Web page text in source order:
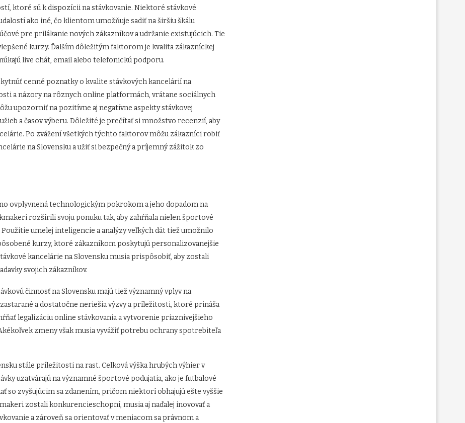
ktoré sú k dispozícii na stávkovanie. Niektoré stávkové
ako iné, čo klientom umožňuje sadiť na širšiu škálu
pre prilákanie nových zákazníkov a udržanie existujúcich. Tie
kurzy. Ďalším dôležitým faktorom je kvalita zákazníckej
live chát, email alebo telefonickú podporu.
cenné poznatky o kvalite stávkových kancelárií na
a názory na rôznych online platformách, vrátane sociálnych
upozorniť na pozitívne aj negatívne aspekty stávkovej
a časov výberu. Dôležité je prečítať si množstvo recenzií, aby
Po zvážení všetkých týchto faktorov môžu zákazníci robiť
na Slovensku a užiť si bezpečný a príjemný zážitok zo
ovplyvnená technologickým pokrokom a jeho dopadom na
rozšírili svoju ponuku tak, aby zahŕňala nielen športové
umelej inteligencie a analýzy veľkých dát tiež umožnilo
kurzy, ktoré zákazníkom poskytujú personalizovanejšie
kancelárie na Slovensku musia prispôsobiť, aby zostali
svojich zákazníkov.
činnosť na Slovensku majú tiež významný vplyv na
a dostatočne neriešia výzvy a príležitosti, ktoré prináša
legalizáciu online stávkovania a vytvorenie priaznivejšieho
zmeny však musia vyvážiť potrebu ochrany spotrebiteľa
stále príležitosti na rast. Celková výška hrubých výhier v
uzatvárajú na významné športové podujatia, ako je futbalové
so zvyšujúcim sa zdanením, pričom niektorí obhajujú ešte vyššie
zostali konkurencieschopní, musia aj naďalej inovovať a
a zároveň sa orientovať v meniacom sa právnom a